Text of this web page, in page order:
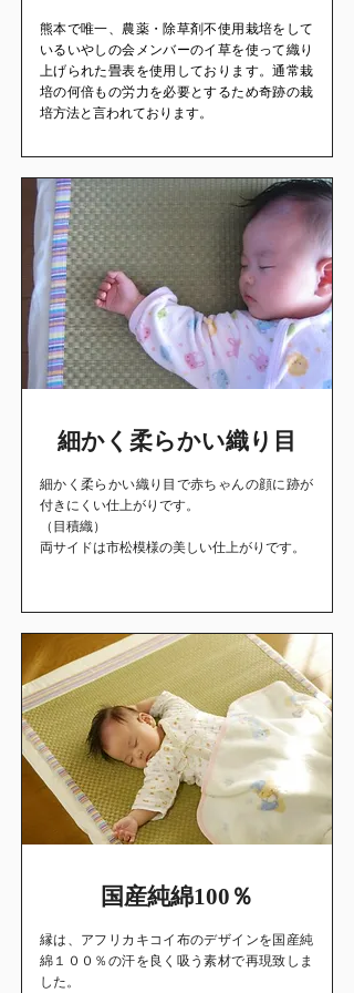
熊本で唯一、農薬・除草剤不使用栽培をして
いるいやしの会メンバーのイ草を使って織り
上げられた畳表を使用しております。通常栽
培の何倍もの労力を必要とするため奇跡の栽
培方法と言われております。
細かく柔らかい織り目
細かく柔らかい織り目で赤ちゃんの顔に跡が
付きにくい仕上がりです。
（目積織）
両サイドは市松模様の美しい仕上がりです。
国産純綿100％
縁は、アフリカキコイ布のデザインを国産純
綿１００％の汗を良く吸う素材で再現致しま
した。